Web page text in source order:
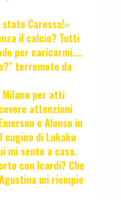
Caressa!»
il calcio? Tutti
per caricarmi....
terremoto da
Milano per atti
attenzioni
Emerson e Alonso in
di Lukaku
mi sento a casa.
con Icardi? Che
mi riempie